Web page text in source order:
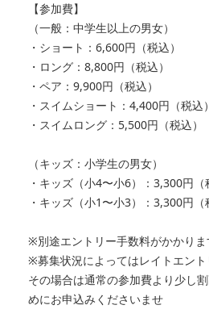
【参加費】
（一般：中学生以上の男女）
・ショート：6,600円（税込）
・ロング：8,800円（税込）
・ペア：9,900円（税込）
・スイムショート：4,400円（税込）
・スイムロング：5,500円（税込）
（キッズ：小学生の男女）
・キッズ（小4〜小6）：3,300円（
・キッズ（小1〜小3）：3,300円（
※別途エントリー手数料がかかりま
※募集状況によってはレイトエント
その場合は通常の参加費より少し
めにお申込みくださいませ